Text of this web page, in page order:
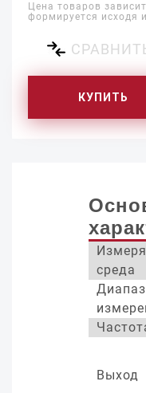
Цена товаров
формируется исходя
КУПИТЬ
среда
Выход